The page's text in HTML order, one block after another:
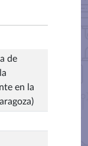
de
en la